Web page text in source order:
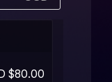
$80.00 USD